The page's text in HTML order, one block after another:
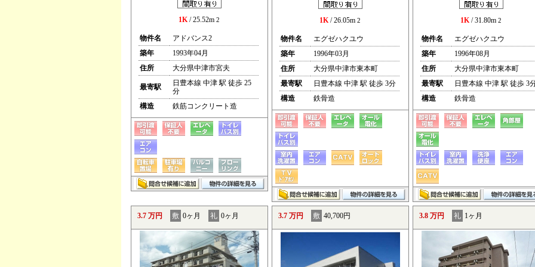
1K/ 25.52m 2
物件名
アドバンス2
築年
1993年04月
住所
大分県中津市宮夫
最寄駅
日豊本線 中津 駅 徒歩 25
分
構造
鉄筋コンクリート造
1K/ 26.05m 2
物件名
エグゼハクユウ
築年
1996年03月
住所
大分県中津市東本町
最寄駅
日豊本線 中津 駅 徒歩 3分
構造
鉄骨造
1K/ 31.80m 2
物件名
エグゼハクユウ
築年
1996年08月
住所
大分県中津市東本町
最寄駅
日豊本線 中津 駅 徒歩 3
構造
鉄骨造
3.7 万円 敷 0ヶ月 礼 0ヶ月 3.7 万円 敷 40,700円 3.8 万円 礼 1ヶ月